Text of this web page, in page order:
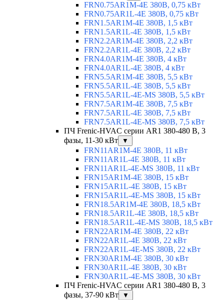
FRN0.75AR1M-4E 380В, 0,75 кВт
FRN0.75AR1L-4E 380В, 0,75 кВт
FRN1.5AR1M-4E 380В, 1,5 кВт
FRN1.5AR1L-4E 380В, 1,5 кВт
FRN2.2AR1M-4E 380В, 2,2 кВт
FRN2.2AR1L-4E 380В, 2,2 кВт
FRN4.0AR1M-4E 380В, 4 кВт
FRN4.0AR1L-4E 380В, 4 кВт
FRN5.5AR1M-4E 380В, 5,5 кВт
FRN5.5AR1L-4E 380В, 5,5 кВт
FRN5.5AR1L-4E-MS 380В, 5,5 кВт
FRN7.5AR1M-4E 380В, 7,5 кВт
FRN7.5AR1L-4E 380В, 7,5 кВт
FRN7.5AR1L-4E-MS 380В, 7,5 кВт
ПЧ Frenic-HVAC серии AR1 380-480 В, 3
фазы, 11-30 кВт
▼
FRN11AR1M-4E 380В, 11 кВт
FRN11AR1L-4E 380В, 11 кВт
FRN11AR1L-4E-MS 380В, 11 кВт
FRN15AR1M-4E 380В, 15 кВт
FRN15AR1L-4E 380В, 15 кВт
FRN15AR1L-4E-MS 380В, 15 кВт
FRN18.5AR1M-4E 380В, 18,5 кВт
FRN18.5AR1L-4E 380В, 18,5 кВт
FRN18.5AR1L-4E-MS 380В, 18,5 кВт
FRN22AR1M-4E 380В, 22 кВт
FRN22AR1L-4E 380В, 22 кВт
FRN22AR1L-4E-MS 380В, 22 кВт
FRN30AR1M-4E 380В, 30 кВт
FRN30AR1L-4E 380В, 30 кВт
FRN30AR1L-4E-MS 380В, 30 кВт
ПЧ Frenic-HVAC серии AR1 380-480 В, 3
фазы, 37-90 кВт
▼